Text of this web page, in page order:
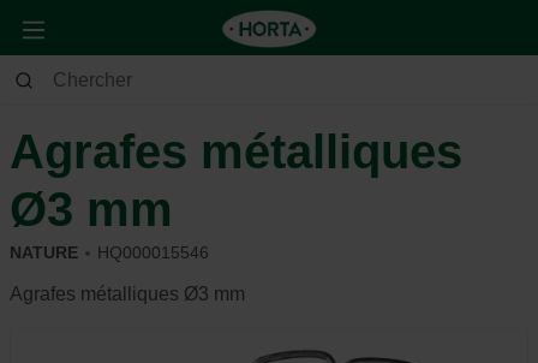
Jardin Potager
Agrafes métalliques
Ø3 mm
NATURE HQ000015546
Agrafes métalliques Ø3 mm